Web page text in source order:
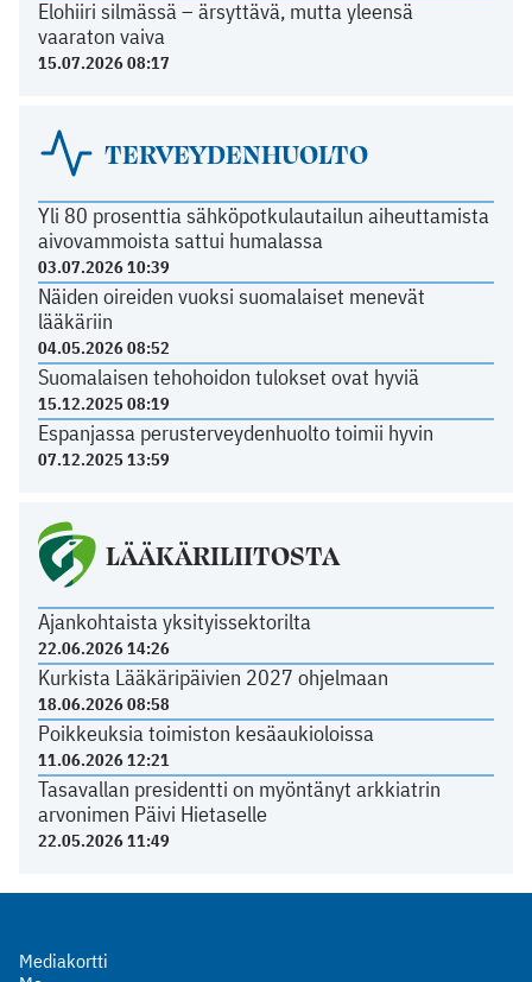
Elohiiri silmässä – ärsyttävä, mutta yleensä
vaaraton vaiva
15.07.2026 08:17
TERVEYDENHUOLTO
Yli 80 prosenttia sähköpotkulautailun aiheuttamista
aivovammoista sattui humalassa
03.07.2026 10:39
Näiden oireiden vuoksi suomalaiset menevät
lääkäriin
04.05.2026 08:52
Suomalaisen tehohoidon tulokset ovat hyviä
15.12.2025 08:19
Espanjassa perusterveydenhuolto toimii hyvin
07.12.2025 13:59
LÄÄKÄRILIITOSTA
Ajankohtaista yksityissektorilta
22.06.2026 14:26
Kurkista Lääkäripäivien 2027 ohjelmaan
18.06.2026 08:58
Poikkeuksia toimiston kesäaukioloissa
11.06.2026 12:21
Tasavallan presidentti on myöntänyt arkkiatrin
arvonimen Päivi Hietaselle
22.05.2026 11:49
Mediakortti